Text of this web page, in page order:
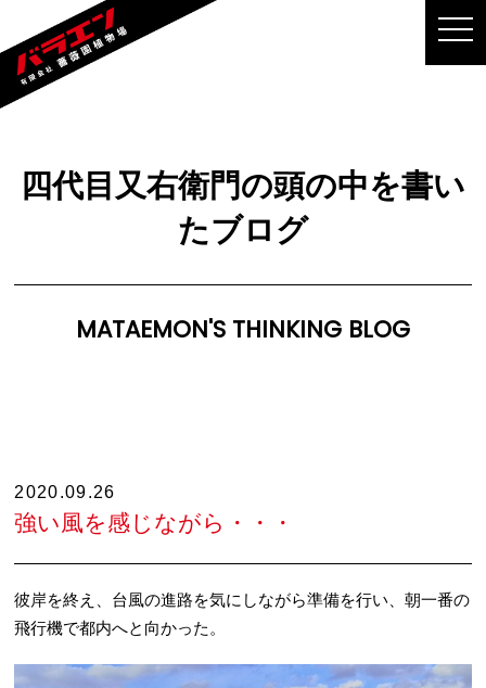
四代目又右衛門の頭の中を書い
たブログ
MATAEMON'S THINKING BLOG
2020.09.26
強い風を感じながら・・・
彼岸を終え、台風の進路を気にしながら準備を行い、朝一番の
飛行機で都内へと向かった。